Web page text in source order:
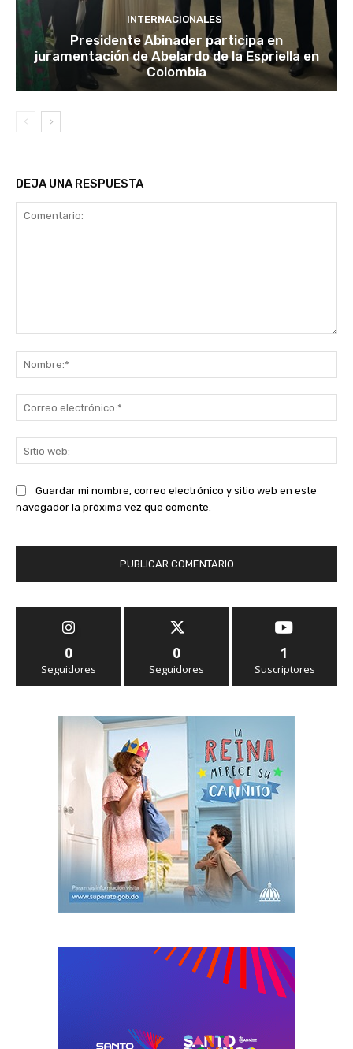
INTERNACIONALES
Presidente Abinader participa en
juramentación de Abelardo de la Espriella en
Colombia
DEJA UNA RESPUESTA
Guardar mi nombre, correo electrónico y sitio web en este
navegador la próxima vez que comente.
0
Seguidores
0
Seguidores
1
Suscriptores